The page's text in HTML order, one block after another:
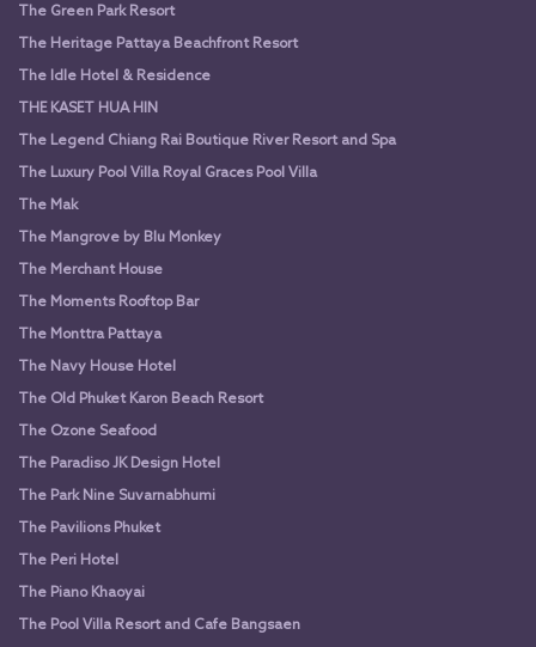
The Green Park Resort
The Heritage Pattaya Beachfront Resort
The Idle Hotel & Residence
THE KASET HUA HIN
The Legend Chiang Rai Boutique River Resort and Spa
The Luxury Pool Villa Royal Graces Pool Villa
The Mak
The Mangrove by Blu Monkey
The Merchant House
The Moments Rooftop Bar
The Monttra Pattaya
The Navy House Hotel
The Old Phuket Karon Beach Resort
The Ozone Seafood
The Paradiso JK Design Hotel
The Park Nine Suvarnabhumi
The Pavilions Phuket
The Peri Hotel
The Piano Khaoyai
The Pool Villa Resort and Cafe Bangsaen